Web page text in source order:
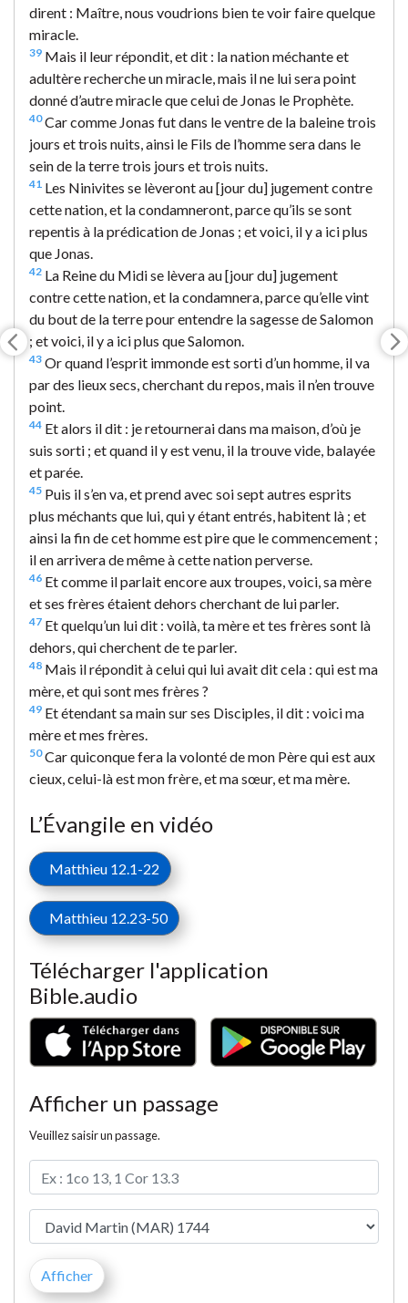
dirent : Maître, nous voudrions bien te voir faire quelque
miracle.
39 Mais il leur répondit, et dit : la nation méchante et
adultère recherche un miracle, mais il ne lui sera point
donné d’autre miracle que celui de Jonas le Prophète.
40Car comme Jonas fut dans le ventre de la baleine trois
jours et trois nuits, ainsi le Fils de l’homme sera dans le
sein de la terre trois jours et trois nuits.
41 Les Ninivites se lèveront au [jour du] jugement contre
cette nation, et la condamneront, parce qu’ils se sont
repentis à la prédication de Jonas ; et voici, il y a ici plus
que Jonas.
42 La Reine du Midi se lèvera au [jour du] jugement
contre cette nation, et la condamnera, parce qu’elle vint
du bout de la terre pour entendre la sagesse de Salomon
; et voici, il y a ici plus que Salomon.
43 Or quand l’esprit immonde est sorti d’un homme, il va
par des lieux secs, cherchant du repos, mais il n’en trouve
point.
44 Et alors il dit : je retournerai dans ma maison, d’où je
suis sorti ; et quand il y est venu, il la trouve vide, balayée
et parée.
45 Puis il s’en va, et prend avec soi sept autres esprits
plus méchants que lui, qui y étant entrés, habitent là ; et
ainsi la fin de cet homme est pire que le commencement ;
il en arrivera de même à cette nation perverse.
46 Et comme il parlait encore aux troupes, voici, sa mère
et ses frères étaient dehors cherchant de lui parler.
47 Et quelqu’un lui dit : voilà, ta mère et tes frères sont là
dehors, qui cherchent de te parler.
48 Mais il répondit à celui qui lui avait dit cela : qui est ma
mère, et qui sont mes frères ?
49 Et étendant sa main sur ses Disciples, il dit : voici ma
mère et mes frères.
50Car quiconque fera la volonté de mon Père qui est aux
cieux, celui-là est mon frère, et ma sœur, et ma mère.
L’Évangile en vidéo
Matthieu 12.1-22
Matthieu 12.23-50
Télécharger l'application
Bible.audio
Afficher un passage
Veuillez saisir un passage.